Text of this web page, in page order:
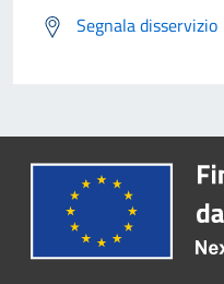
Segnala disservizio